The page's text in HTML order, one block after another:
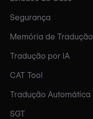
Segurança
Memória de Tradução
Tradução por IA
CAT Tool
Tradução Automática
SGT